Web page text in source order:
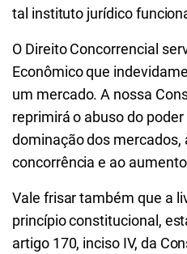
tal instituto jurídico
O Direito Concorrencial
Econômico que
um mercado. A nossa
reprimirá o abuso do
dominação dos mercados,
concorrência e ao
Vale frisar também que a
princípio constitucional,
artigo 170, inciso IV, da